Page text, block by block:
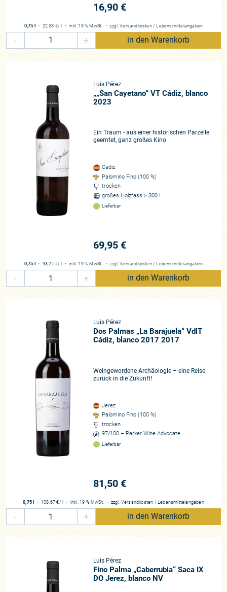
Bodega in Personalunion. „Schaumweine, Rotweine, Brandies,
Süßweine, Olorosos, trockene Weine mit und ohne Flor,
Weine mit Botrytis, Spätlesen … – einfach alles war schon
einmal da“ wiederholt Willy. Um mehr über den Umgang mit
Hause wie nur möglich, wollten die beiden jungen Männer
neue Erfahrungen und Wissen sammeln, dabei bewusst auf
Abstand zu ihrer Heimat gehen. Paradoxerweise fühlten sich
Willy und Ramiro in Australien ihrer Heimat näher als je zuvor,
ihr Verständnis für das weit entfernte Terroir des „Marco de
Jerez“ wuchs von Tag zu Tag.
Elektrisierende Literatur
Ein Buch aus dem Jahr 1834 wirkte bei Willy dann wie die
nächste Zündstufe einer Rakete. James Busby, Vater des
australischen Weins, schreibt in „Journal of a recent visit to
sich schnell anfreundet, erhält er ungemein detaillierte
Macharnudo. Ausführliche Beschreibung der Bodentypen,
Informationen zum Rebschnitt, Fermentationen und sogar
individuellen Weinstil verstanden hatte, war es geschehen:
Jerez und Sherry wie bei Busby von Pedro Domecq
beschrieben, mussten wiederbelebt werden! Unter dem
Namen „La Barajuela“ sollten fortan eine Reihe ungespriteter
Vintage-Sherrys entstehen, bei denen Herkunft vor Ausbau,
Terroir vor Keller steht. Denn die criaderas und soleras, der
„ewige Kreislauf“ des Sherrys, die (wenn man so will) auch
stilistische Standardisierung und Homogenisierung dieser
Weine, etablierte sich erst in den letzten Dekaden des 19.
Jahrhunderts.
Ad fontes!
Schon Willys Vater Luis prägte den Satz „Jerez muss zurück
konkretisierte. Die Familie erwarb die historische Finca El
Corregidor, ehemals in Besitz von Sandemann. Ein absoluter
Glückfall, den El Corregidor liegt inmitten des weltbekannten
Carrascal, der neben Macharnudo (dort besitzt Luis
Pérez weitere Flächen) seit Jahrhunderten als absolute
den besten Parzellen des „Marco de Jerez“ und dem Wissen
um die große Historie der albariza-Böden (jener grellweißen,
im Sonnenlicht fast schmerzhaft gleißenden Weinberge)
16,90 €
0,75 l ・ 22,53 €/ l ・inkl. 19 % MwSt. ・ zzgl.Versandkosten / Lebensmittelangaben
- + in den Warenkorb
Luis Pérez
„„San Cayetano“ VT Cádiz, blanco
2023
Ein Traum - aus einer historischen Parzelle
geerntet, ganz großes Kino
Cadiz
Palomino Fino (100 %)
trocken
großes Holzfass > 300 l
Lieferbar
69,95 €
0,75 l ・ 93,27 €/ l ・inkl. 19 % MwSt. ・ zzgl.Versandkosten / Lebensmittelangaben
- + in den Warenkorb
Luis Pérez
Dos Palmas „La Barajuela“ VdlT
Cádiz, blanco 2017 2017
Weingewordene Archäologie – eine Reise
zurück in die Zukunft!
Jerez
Palomino Fino (100 %)
trocken
97/100 – Parker Wine Advocate
Lieferbar
81,50 €
0,75 l ・ 108,67 € / l ・ inkl. 19 % MwSt. ・ zzgl. Versandkosten / Lebensmittelangaben
- + in den Warenkorb
Luis Pérez
Fino Palma „Caberrubia“ Saca IX
DO Jerez, blanco NV